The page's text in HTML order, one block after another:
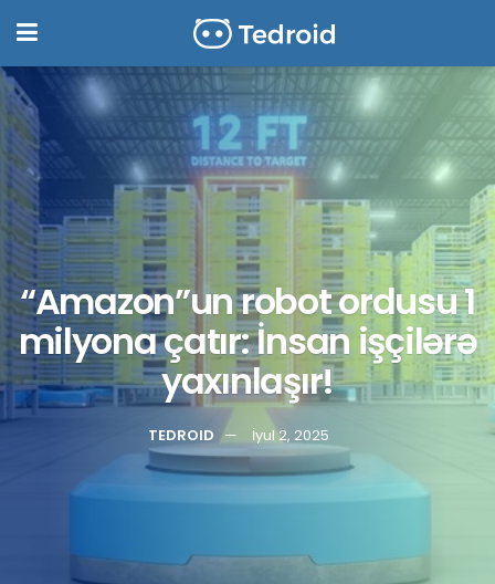
“Amazon”un robot ordusu 1
milyona çatır: İnsan işçilərə
yaxınlaşır!
TEDROID İyul 2, 2025